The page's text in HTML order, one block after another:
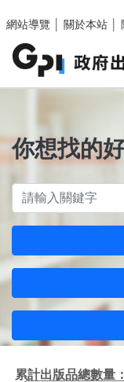
網站導覽
關於本站
你想找的
累計出版品總數量
施政搜